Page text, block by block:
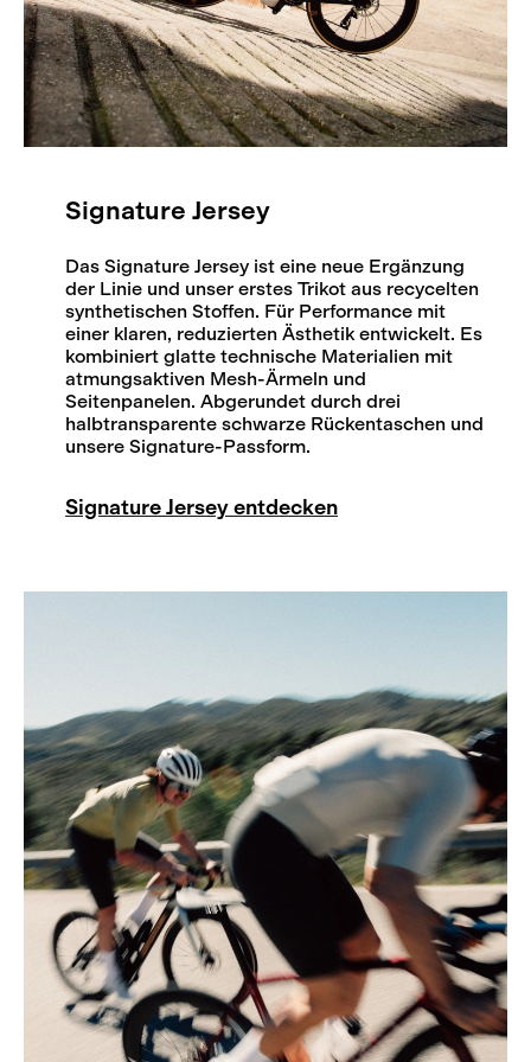
Signature Jersey
Das Signature Jersey ist eine neue Ergänzung
der Linie und unser erstes Trikot aus recycelten
synthetischen Stoffen. Für Performance mit
einer klaren, reduzierten Ästhetik entwickelt. Es
kombiniert glatte technische Materialien mit
atmungsaktiven Mesh-Ärmeln und
Seitenpanelen. Abgerundet durch drei
halbtransparente schwarze Rückentaschen und
unsere Signature-Passform.
Signature Jersey entdecken